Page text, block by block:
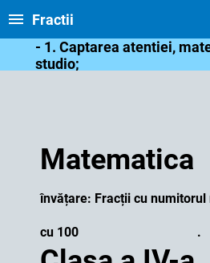
Fractii
- 1. Captarea atentiei,
studio;
învățare: Fracții cu numitorul
cu 100 .